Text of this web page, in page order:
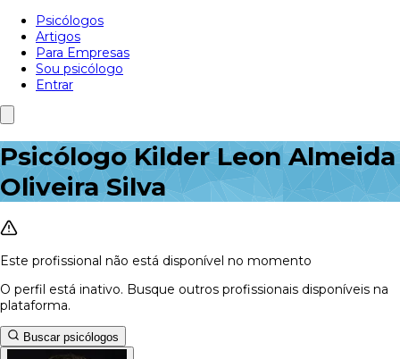
Psicólogos
Artigos
Para Empresas
Sou psicólogo
Entrar
Psicólogo Kilder Leon Almeida
Oliveira Silva
Este profissional não está disponível no momento
O perfil está inativo. Busque outros profissionais disponíveis na
plataforma.
Buscar psicólogos